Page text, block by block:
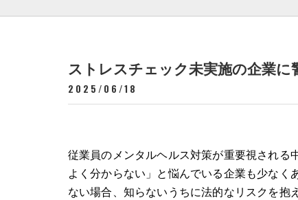
ストレスチェック未実施の企業
2025/06/18
従業員のメンタルヘルス対策が重要視され
よく分からない」と悩んでいる企業も少な
ない場合、知らないうちに法的なリスクを